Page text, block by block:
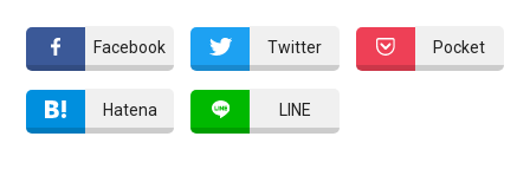
Facebook Twitter Pocket
Hatena LINE